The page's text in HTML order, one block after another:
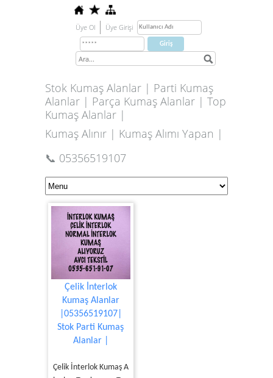
Üye Ol Üye Girişi
Stok Kumaş Alanlar | Parti Kumaş
Alanlar | Parça Kumaş Alanlar | Top
Kumaş Alanlar |
Kumaş Alınır | Kumaş Alımı Yapan |
📞 05356519107
Çelik İnterlok
Kumaş Alanlar
|05356519107|
Stok Parti Kumaş
Alanlar |
Çelik İnterlok Kumaş A